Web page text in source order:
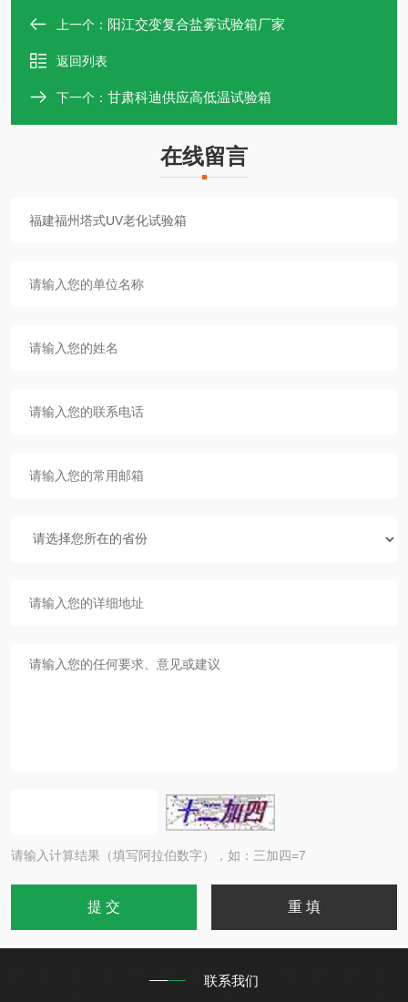
上一个： 阳江交变复合盐雾试验箱厂家
返回列表
下一个： 甘肃科迪供应高低温试验箱
在线留言
请输入计算结果（填写阿拉伯数字），如：三加四=7
联系我们